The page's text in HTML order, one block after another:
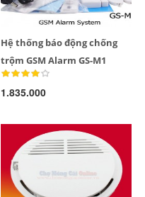
Hệ thống báo động chống
trộm GSM Alarm GS-M1
1.835.000